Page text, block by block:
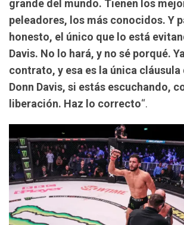
grande del mundo. Tienen los
peleadores, los más conocidos. Y
honesto, el único que lo está
Davis. No lo hará, y no sé porqué.
contrato, y esa es la única cláusula
Donn Davis, si estás escuchando,
liberación. Haz lo correcto“.